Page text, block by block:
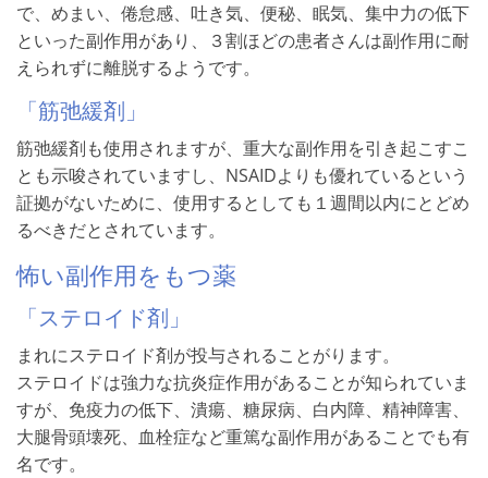
で、めまい、倦怠感、吐き気、便秘、眠気、集中力の低下
といった副作用があり、３割ほどの患者さんは副作用に耐
えられずに離脱するようです。
「筋弛緩剤」
筋弛緩剤も使用されますが、重大な副作用を引き起こすこ
とも示唆されていますし、NSAIDよりも優れているという
証拠がないために、使用するとしても１週間以内にとどめ
るべきだとされています。
怖い副作用をもつ薬
「ステロイド剤」
まれにステロイド剤が投与されることがります。
ステロイドは強力な抗炎症作用があることが知られていま
すが、免疫力の低下、潰瘍、糖尿病、白内障、精神障害、
大腿骨頭壊死、血栓症など重篤な副作用があることでも有
名です。